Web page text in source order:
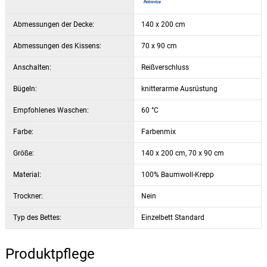
Abmessungen der Decke: 140 x 200 cm
Abmessungen des Kissens: 70 x 90 cm
Anschalten: Reißverschluss
Bügeln: knitterarme Ausrüstung
Empfohlenes Waschen: 60 °C
Farbe: Farbenmix
Größe: 140 x 200 cm, 70 x 90 cm
Material: 100% Baumwoll-Krepp
Trockner: Nein
Typ des Bettes: Einzelbett Standard
Produktpflege